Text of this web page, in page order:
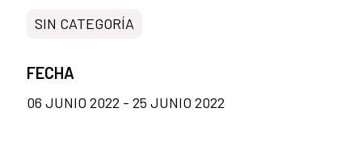
SIN CATEGORÍA
FECHA
06 JUNIO 2022 - 25 JUNIO 2022